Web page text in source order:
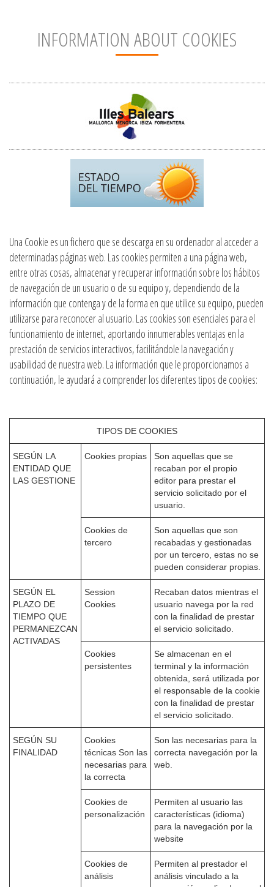
INFORMATION ABOUT COOKIES
Una Cookie es un fichero que se descarga en su ordenador al acceder a
determinadas páginas web. Las cookies permiten a una página web,
entre otras cosas, almacenar y recuperar información sobre los hábitos
de navegación de un usuario o de su equipo y, dependiendo de la
información que contenga y de la forma en que utilice su equipo, pueden
utilizarse para reconocer al usuario. Las cookies son esenciales para el
funcionamiento de internet, aportando innumerables ventajas en la
prestación de servicios interactivos, facilitándole la navegación y
usabilidad de nuestra web. La información que le proporcionamos a
continuación, le ayudará a comprender los diferentes tipos de cookies:
TIPOS DE COOKIES
SEGÚN LA
ENTIDAD QUE
LAS GESTIONE
Cookies propias
Son aquellas que se
recaban por el propio
editor para prestar el
servicio solicitado por el
usuario.
Cookies de
tercero
Son aquellas que son
recabadas y gestionadas
por un tercero, estas no se
pueden considerar propias.
SEGÚN EL
PLAZO DE
TIEMPO QUE
PERMANEZCAN
ACTIVADAS
Session
Cookies
Recaban datos mientras el
usuario navega por la red
con la finalidad de prestar
el servicio solicitado.
Cookies
persistentes
Se almacenan en el
terminal y la información
obtenida, será utilizada por
el responsable de la cookie
con la finalidad de prestar
el servicio solicitado.
SEGÚN SU
FINALIDAD
Cookies
técnicas Son las
necesarias para
la correcta
Son las necesarias para la
correcta navegación por la
web.
Cookies de
personalización
Permiten al usuario las
características (idioma)
para la navegación por la
website
Cookies de
análisis
Permiten al prestador el
análisis vinculado a la